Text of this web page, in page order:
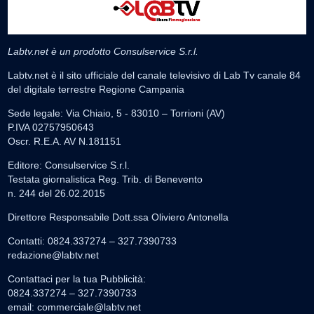
Labtv.net è un prodotto Consulservice S.r.l.
Labtv.net è il sito ufficiale del canale televisivo di Lab Tv canale 84
del digitale terrestre Regione Campania
Sede legale: Via Chiaio, 5 - 83010 – Torrioni (AV)
P.IVA 02757950643
Oscr. R.E.A. AV N.181151
Editore: Consulservice S.r.l.
Testata giornalistica Reg. Trib. di Benevento
n. 244 del 26.02.2015
Direttore Responsabile Dott.ssa Oliviero Antonella
Contatti: 0824.337274 – 327.7390733
redazione@labtv.net
Contattaci per la tua Pubblicità:
0824.337274 – 327.7390733
email: commerciale@labtv.net